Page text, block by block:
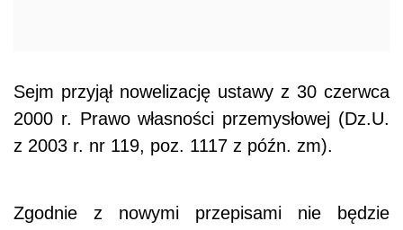
Sejm przyjął nowelizację ustawy z 30 czerwca
2000 r. Prawo własności przemysłowej (Dz.U.
z 2003 r. nr 119, poz. 1117 z późn. zm).
Zgodnie z nowymi przepisami nie będzie